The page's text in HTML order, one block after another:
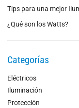
Tips para una mejor
¿Qué son los Watts?
Categorías
Eléctricos
Iluminación
Protección